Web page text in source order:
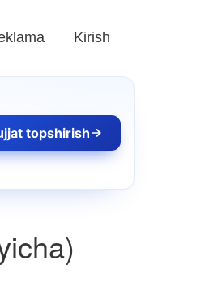
Kirish
topshirish